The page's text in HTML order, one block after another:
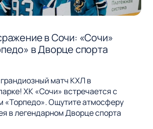
в Сочи: «Сочи»
в Дворце спорта
матч КХЛ в
ХК «Сочи» встречается с
«Торпедо». Ощутите атмосферу
в легендарном Дворце спорта